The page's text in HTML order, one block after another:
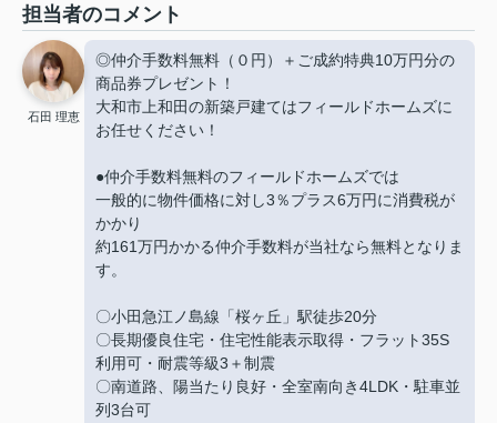
担当者のコメント
石田 理恵
◎仲介手数料無料（０円）＋ご成約特典10万円分の
商品券プレゼント！
大和市上和田の新築戸建てはフィールドホームズに
お任せください！
●仲介手数料無料のフィールドホームズでは
一般的に物件価格に対し3％プラス6万円に消費税が
かかり
約161万円かかる仲介手数料が当社なら無料となりま
す。
〇小田急江ノ島線「桜ヶ丘」駅徒歩20分
〇長期優良住宅・住宅性能表示取得・フラット35S
利用可・耐震等級3＋制震
〇南道路、陽当たり良好・全室南向き4LDK・駐車並
列3台可